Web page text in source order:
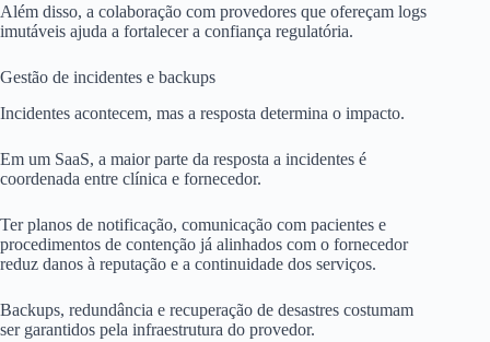
Além disso, a colaboração com provedores que ofereçam logs
imutáveis ajuda a fortalecer a confiança regulatória.
Gestão de incidentes e backups
Incidentes acontecem, mas a resposta determina o impacto.
Em um SaaS, a maior parte da resposta a incidentes é
coordenada entre clínica e fornecedor.
Ter planos de notificação, comunicação com pacientes e
procedimentos de contenção já alinhados com o fornecedor
reduz danos à reputação e a continuidade dos serviços.
Backups, redundância e recuperação de desastres costumam
ser garantidos pela infraestrutura do provedor.